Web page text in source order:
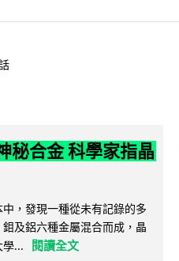
秘合金 科學家指晶
，發現一種從未有記錄的多
及鋁六種金屬混合而成，晶
...
閱讀全文